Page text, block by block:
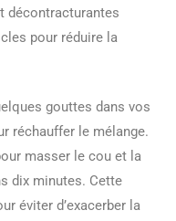
décontracturantes
pour réduire la
gouttes dans vos
réchauffer le mélange.
masser le cou et la
dix minutes. Cette
éviter d’exacerber la